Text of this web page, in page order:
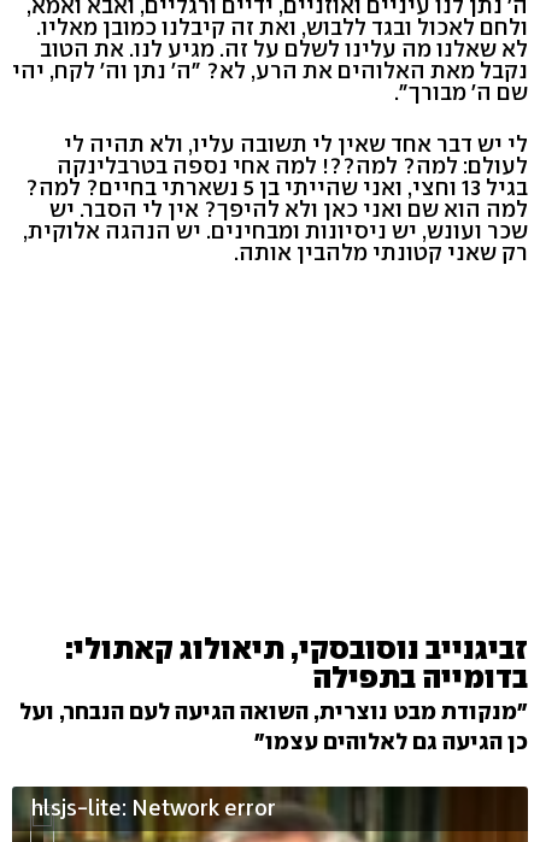
ולחם לאכול ובגד ללבוש, ואת זה קיבלנו כמובן מאליו.
לא שאלנו מה עלינו לשלם על זה. מגיע לנו. את הטוב
נקבל מאת האלוהים את הרע, לא? "ה' נתן וה' לקח, יהי
שם ה' מבורך".
לי יש דבר אחד שאין לי תשובה עליו, ולא תהיה לי
לעולם: למה? למה??! למה אחי נספה בטרבלינקה
בגיל 13 וחצי, ואני שהייתי בן 5 נשארתי בחיים? למה?
למה הוא שם ואני כאן ולא להיפך? אין לי הסבר. יש
שכר ועונש, יש ניסיונות ומבחינים. יש הנהגה אלוקית,
רק שאני קטונתי מלהבין אותה.
זביגנייב נוסובסקי, תיאולוג קאתולי:
בדומייה בתפילה
"מנקודת מבט נוצרית, השואה הגיעה לעם הנבחר, ועל
כן הגיעה גם לאלוהים עצמו"
hlsjs-lite: Network error